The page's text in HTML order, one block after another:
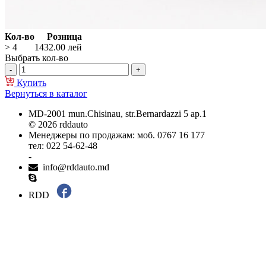
Кол-во
Розница
> 4
1432.00 лей
Выбрать кол-во
Купить
Вернуться в каталог
MD-2001 mun.Chisinau, str.Bernardazzi 5 ap.1
© 2026 rddauto
Менеджеры по продажам: моб. 0767 16 177
тел: 022 54-62-48
-
info@rddauto.md
RDD